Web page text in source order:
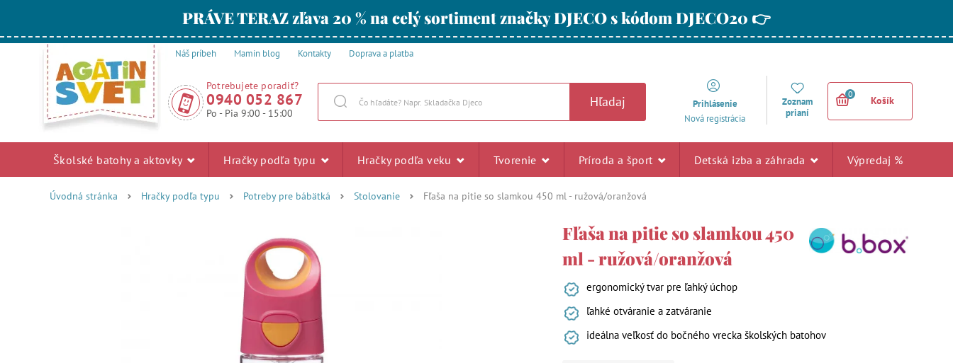
PRÁVE TERAZ zľava 20 % na celý sortiment značky DJECO s kódom DJECO20 👉
Náš príbeh Mamin blog Kontakty Doprava a platba
Potrebujete poradiť?
0940 052 867
Po - Pia 9:00 - 15:00
Hľadaj
Prihlásenie
Nová registrácia
Zoznam
prianí
0
Košík
Školské batohy a aktovky Hračky podľa typu Hračky podľa veku Tvorenie Príroda a šport Detská izba a záhrada Výpredaj %
Úvodná stránka Hračky podľa typu Potreby pre bábätká Stolovanie Fľaša na pitie so slamkou 450 ml - ružová/oranžová
Fľaša na pitie so slamkou 450
ml - ružová/oranžová
ergonomický tvar pre ľahký úchop
ľahké otváranie a zatváranie
ideálna veľkosť do bočného vrecka školských batohov